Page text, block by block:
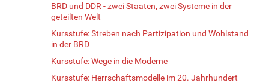
BRD und DDR - zwei Staaten, zwei Systeme in der
geteilten Welt
Kursstufe: Streben nach Partizipation und Wohlstand
in der BRD
Kursstufe: Wege in die Moderne
Kursstufe: Herrschaftsmodelle im 20. Jahrhundert